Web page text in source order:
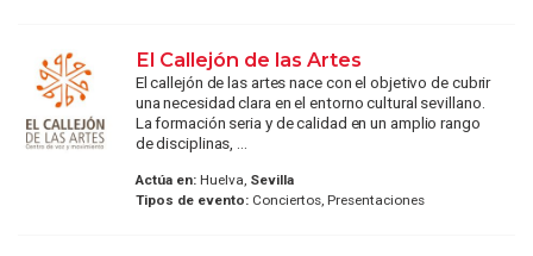
El Callejón de las Artes
El callejón de las artes nace con el objetivo de cubrir
una necesidad clara en el entorno cultural sevillano.
La formación seria y de calidad en un amplio rango
de disciplinas, ...
Actúa en:Huelva, Sevilla
Tipos de evento:Conciertos, Presentaciones